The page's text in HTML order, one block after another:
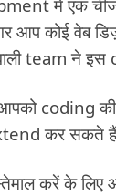
में एक चीज
आप कोई वेब
team ने
coding
कर सकते
करें के लिए